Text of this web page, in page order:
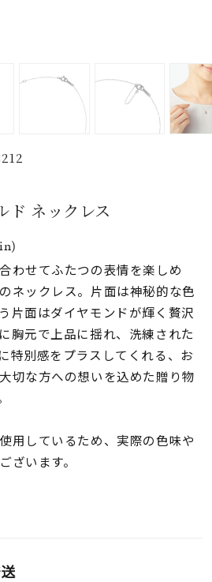
ド ネックレス
わせてふたつの表情を楽しめ
ネックレス。片面は神秘的な色
片面はダイヤモンドが輝く贅沢
胸元で上品に揺れ、洗練された
特別感をプラスしてくれる、お
切な方への想いを込めた贈り物
用しているため、実際の色味や
ざいます。